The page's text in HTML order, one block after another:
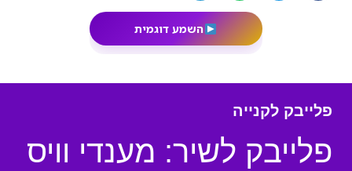
השמע דוגמית
פלייבק לקנייה
פלייבק לשיר: מענדי וויס